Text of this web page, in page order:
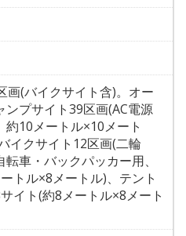
画(バイクサイト含)。オー
ンプサイト39区画(AC電源
約10メートル×10メート
イクサイト12区画(二輪
転車・バックパッカー用、
トル×8メートル)、テント
イト(約8メートル×8メート